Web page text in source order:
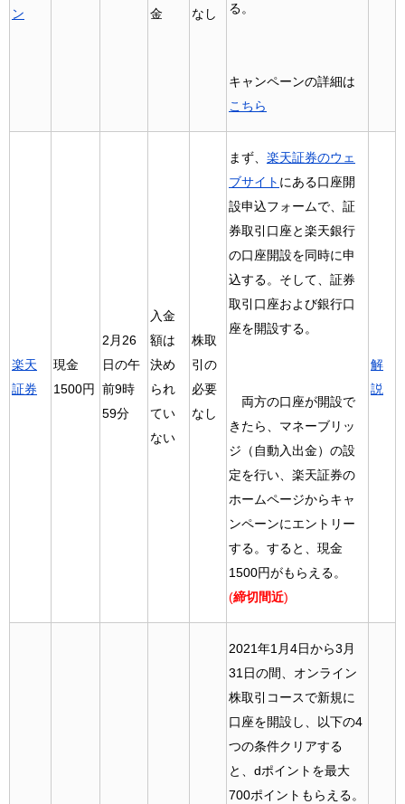
ン
金
なし
る。
キャンペーンの詳細は
こちら
楽天
証券
現金
1500円
2月26
日の午
前9時
59分
入金
額は
決め
られ
てい
ない
株取
引の
必要
なし
まず、 楽天証券のウェ
ブサイト にある口座開
設申込フォームで、証
券取引口座と楽天銀行
の口座開設を同時に申
込する。そして、証券
取引口座および銀行口
座を開設する。
両方の口座が開設で
きたら、マネーブリッ
ジ（自動入出金）の設
定を行い、楽天証券の
ホームページからキャ
ンペーンにエントリー
する。すると、現金
1500円がもらえる。
(締切間近)
解
説
2021年1月4日から3月
31日の間、オンライン
株取引コースで新規に
口座を開設し、以下の4
つの条件クリアする
と、dポイントを最大
700ポイントもらえる。